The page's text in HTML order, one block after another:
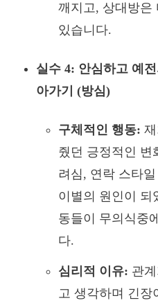
깨지고, 상대방은
있습니다.
실수 4: 안심하고 예
아가기 (방심)
구체적인 행동:
줬던 긍정적인 변
려심, 연락 스타
이별의 원인이 되
동들이 무의식중
다.
심리적 이유: 관
고 생각하며 긴장